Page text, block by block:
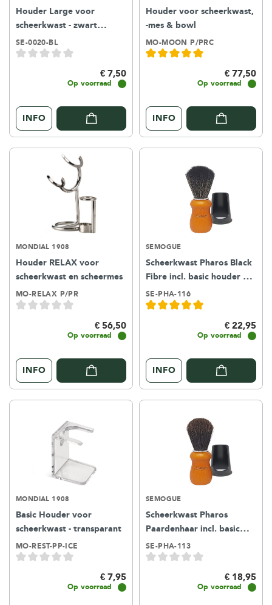
Houder Large voor
scheerkwast - zwart
kunststof
SE-0020-BL
€ 7,50
Op voorraad
INFO
Houder voor scheerkwast,
-mes & bowl
MO-MOON P/PRC
€ 77,50
Op voorraad
INFO
MONDIAL 1908
Houder RELAX voor
scheerkwast en scheermes
MO-RELAX P/PR
€ 56,50
Op voorraad
INFO
SEMOGUE
Scheerkwast Pharos Black
Fibre incl. basic houder –
yellow
SE-PHA-116
€ 22,95
Op voorraad
INFO
MONDIAL 1908
Basic Houder voor
scheerkwast - transparant
MO-REST-PP-ICE
€ 7,95
Op voorraad
SEMOGUE
Scheerkwast Pharos
Paardenhaar incl. basic
houder - yellow
SE-PHA-113
€ 18,95
Op voorraad